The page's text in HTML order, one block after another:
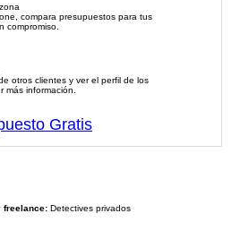
compara presupuestos para tus
compromiso.
otros clientes y ver el perfil de los
más información.
Gratis
freelance: Detectives privados